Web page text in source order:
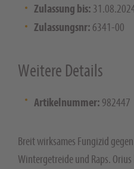
Zulassung bis:
Zulassungsnr: 6341-00
Weitere Details
Artikelnummer: 982447
Breit wirksames Fungizid
Wintergetreide und Raps.